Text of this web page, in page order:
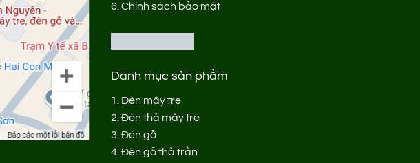
6.Chính sách bảo mật
Danh mục sản phẩm
1.Đèn mây tre
2.Đèn thả mây tre
3.Đèn gỗ
4.Đèn gỗ thả trần